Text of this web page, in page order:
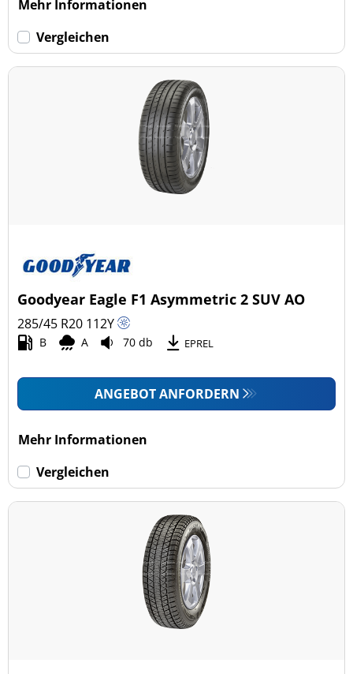
Mehr Informationen
Vergleichen
Goodyear Eagle F1 Asymmetric 2 SUV AO
285/45 R20 112Y
B A 70 db EPREL
ANGEBOT ANFORDERN
Mehr Informationen
Vergleichen